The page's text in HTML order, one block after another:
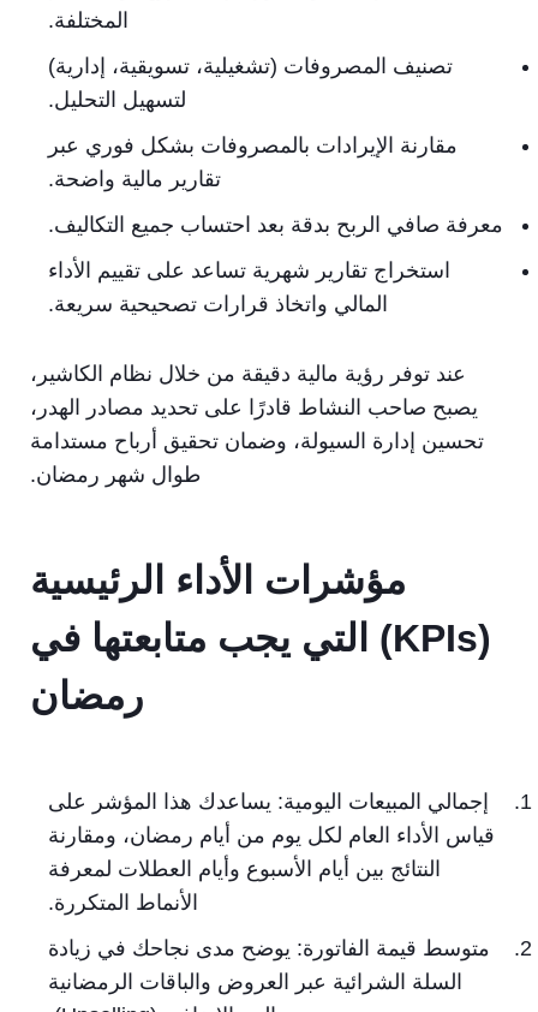
المختلفة.
تصنيف المصروفات (تشغيلية، تسويقية، إدارية)
لتسهيل التحليل.
مقارنة الإيرادات بالمصروفات بشكل فوري عبر
تقارير مالية واضحة.
معرفة صافي الربح بدقة بعد احتساب جميع التكاليف.
استخراج تقارير شهرية تساعد على تقييم الأداء
المالي واتخاذ قرارات تصحيحية سريعة.
عند توفر رؤية مالية دقيقة من خلال نظام الكاشير،
يصبح صاحب النشاط قادرًا على تحديد مصادر الهدر،
تحسين إدارة السيولة، وضمان تحقيق أرباح مستدامة
طوال شهر رمضان.
مؤشرات الأداء الرئيسية
(KPIs) التي يجب متابعتها في
رمضان
إجمالي المبيعات اليومية: يساعدك هذا المؤشر على
قياس الأداء العام لكل يوم من أيام رمضان، ومقارنة
النتائج بين أيام الأسبوع وأيام العطلات لمعرفة
الأنماط المتكررة.
متوسط قيمة الفاتورة: يوضح مدى نجاحك في زيادة
السلة الشرائية عبر العروض والباقات الرمضانية